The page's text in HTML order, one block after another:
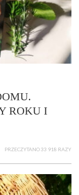
ROKU I
PRZECZYTANO 33 918 RAZY